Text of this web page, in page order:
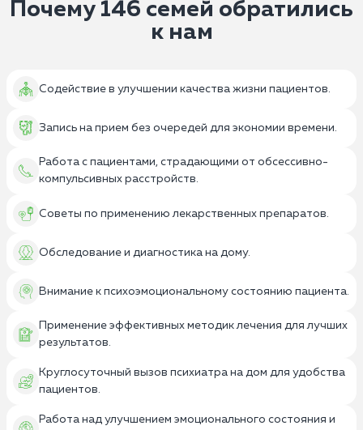
Почему 146 семей обратились
к нам
Содействие в улучшении качества жизни пациентов.
Запись на прием без очередей для экономии времени.
Работа с пациентами, страдающими от обсессивно-
компульсивных расстройств.
Советы по применению лекарственных препаратов.
Обследование и диагностика на дому.
Внимание к психоэмоциональному состоянию пациента.
Применение эффективных методик лечения для лучших
результатов.
Круглосуточный вызов психиатра на дом для удобства
пациентов.
Работа над улучшением эмоционального состояния и